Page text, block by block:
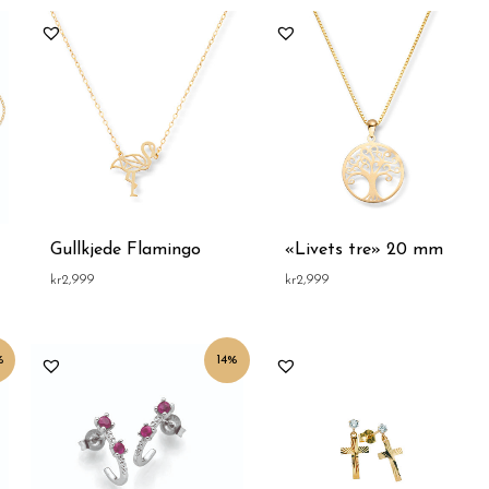
Gullkjede Flamingo
kr2,999
«Livets tre» 20 mm
kr2,999
14%
Nåværende
kr2,999.